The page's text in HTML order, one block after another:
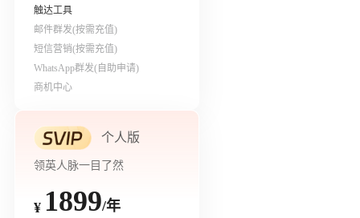
触达工具
邮件群发(按需充值)
短信营销(按需充值)
WhatsApp群发(自助申请)
商机中心
个人版
领英人脉一目了然
¥ 1899/年